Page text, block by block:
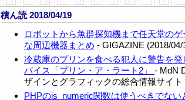
積ん読 2018/04/19
ロボットから魚群探知機まで任天堂の
な周辺機器まとめ - GIGAZINE (2018/04/
冷蔵庫のプリンを食べる犯人に警告を
バイス「プリン・ア・ラート2」 - MdN
ザインとグラフィックの総合情報サイト
PHPのis_numeric関数は使うべきでない